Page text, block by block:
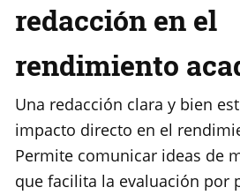
redacción en el
rendimiento
Una redacción clara y bien
impacto directo en el
Permite comunicar ideas de
que facilita la evaluación por